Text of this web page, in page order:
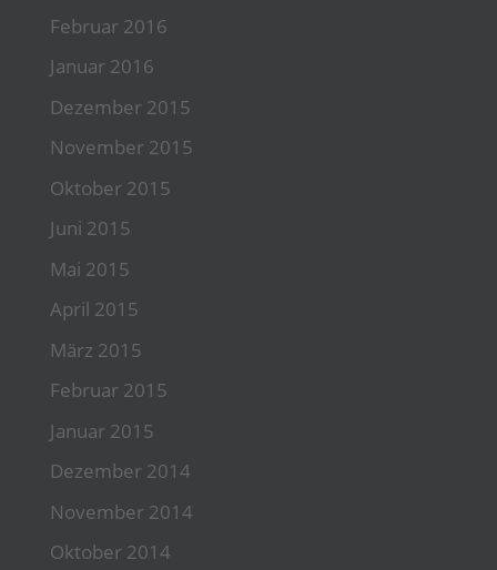
Februar 2016
Januar 2016
Dezember 2015
November 2015
Oktober 2015
Juni 2015
Mai 2015
April 2015
März 2015
Februar 2015
Januar 2015
Dezember 2014
November 2014
Oktober 2014